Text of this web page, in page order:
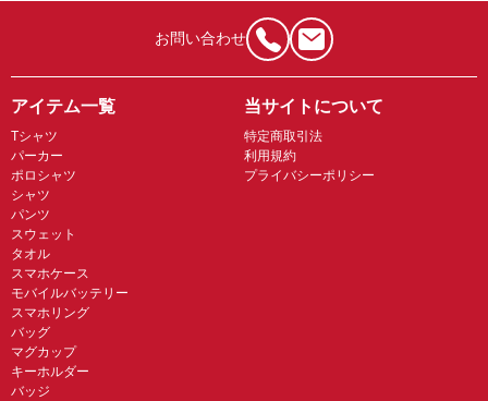
お問い合わせ
アイテム一覧
Tシャツ
パーカー
ポロシャツ
シャツ
パンツ
スウェット
タオル
スマホケース
モバイルバッテリー
スマホリング
バッグ
マグカップ
キーホルダー
バッジ
当サイトについて
特定商取引法
利用規約
プライバシーポリシー